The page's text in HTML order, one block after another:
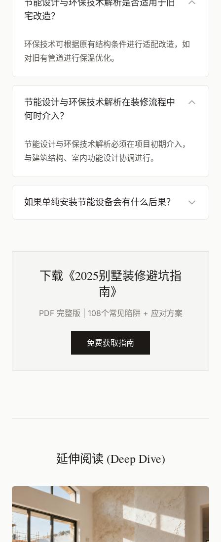
节能设计与环保技术解析是否适用于旧
宅改造？
环保技术可根据原有结构条件进行适配改造，如
对旧有管道进行保温优化。
节能设计与环保技术解析在装修流程中
何时介入？
节能设计与环保技术解析必须在项目初期介入，
与建筑结构、室内功能设计协调进行。
如果单纯安装节能设备会有什么后果？
下载《2025别墅装修避坑指
南》
PDF 完整版 | 108个常见陷阱 + 应对方案
免费获取指南
延伸阅读 (Deep Dive)